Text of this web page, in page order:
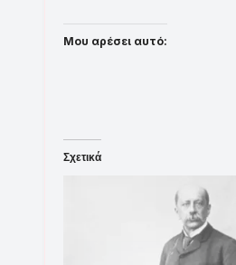
Μου αρέσει αυτό:
Σχετικά